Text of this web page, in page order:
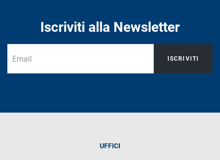
Iscriviti alla Newsletter
ISCRIVITI
UFFICI